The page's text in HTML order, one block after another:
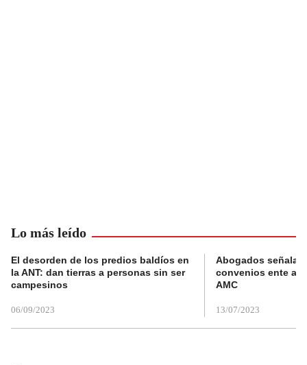
Lo más leído
El desorden de los predios baldíos en
la ANT: dan tierras a personas sin ser
campesinos
06/09/2023
Abogados
convenios ente
AMC
13/07/2023